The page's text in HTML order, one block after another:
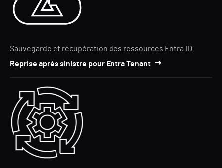
Sauvegarde et récupération des ressources Entra ID
Reprise après sinistre pour Entra Tenant